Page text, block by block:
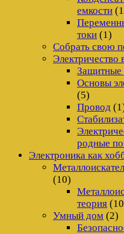
емкости
токи (1)
Собрать свою
Электричество
Защитные
Основы
(5)
Провод
родные
Электроника как
(10)
теория
Умный дом (2)